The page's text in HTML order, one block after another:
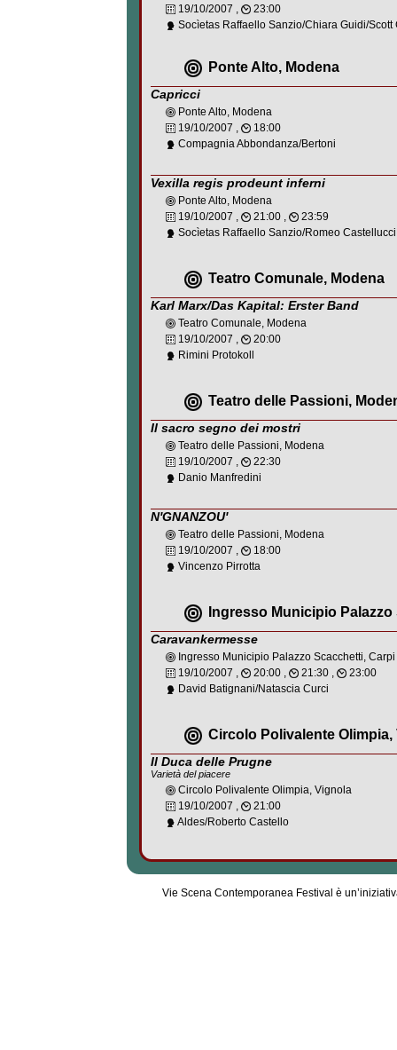
19/10/2007 ,
23:00
Socìetas Raffaello Sanzio/Chiara Guidi/Scott
Ponte Alto, Modena
Capricci
Ponte Alto, Modena
19/10/2007 ,
18:00
Compagnia Abbondanza/Bertoni
Vexilla regis prodeunt inferni
Ponte Alto, Modena
19/10/2007 ,
21:00 ,
23:59
Socìetas Raffaello Sanzio/Romeo Castellucci
Teatro Comunale, Modena
Karl Marx/Das Kapital: Erster Band
Teatro Comunale, Modena
19/10/2007 ,
20:00
Rimini Protokoll
Teatro delle Passioni,
Il sacro segno dei mostri
Teatro delle Passioni, Modena
19/10/2007 ,
22:30
Danio Manfredini
N'GNANZOU'
Teatro delle Passioni, Modena
19/10/2007 ,
18:00
Vincenzo Pirrotta
Ingresso Municipio
Caravankermesse
Ingresso Municipio Palazzo Scacchetti, Carpi
19/10/2007 ,
20:00 , 21:30 ,
23:00
David Batignani/Natascia Curci
Circolo Polivalente Olimpia,
Il Duca delle Prugne
Varietà del piacere
Circolo Polivalente Olimpia, Vignola
19/10/2007 ,
21:00
Aldes/Roberto Castello
Vie Scena Contemporanea Festival è